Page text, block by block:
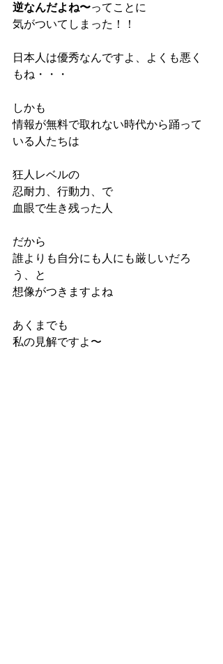
逆なんだよね〜ってことに
気がついてしまった！！
日本人は優秀なんですよ、よくも悪く
もね・・・
しかも
情報が無料で取れない時代から踊って
いる人たちは
狂人レベルの
忍耐力、行動力、で
血眼で生き残った人
だから
誰よりも自分にも人にも厳しいだろ
う、と
想像がつきますよね
あくまでも
私の見解ですよ〜